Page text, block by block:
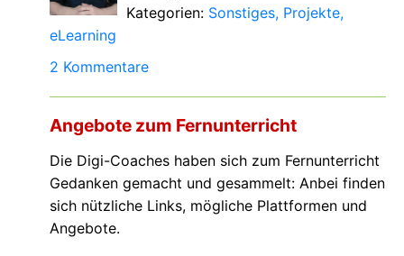
Kategorien: Sonstiges Projekte
eLearning
2 Kommentare
Angebote zum Fernunterricht
Die Digi-Coaches haben sich zum Fernunterricht
Gedanken gemacht und gesammelt: Anbei finden
sich nützliche Links, mögliche Plattformen und
Angebote.